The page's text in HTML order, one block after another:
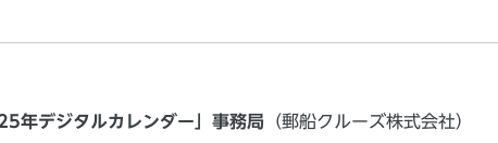
年デジタルカレンダー」事務局 （郵船クルーズ株式会社）